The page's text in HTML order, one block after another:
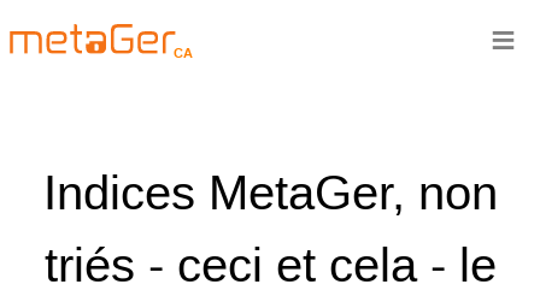
CA
Indices MetaGer, non
triés - ceci et cela - le
≡